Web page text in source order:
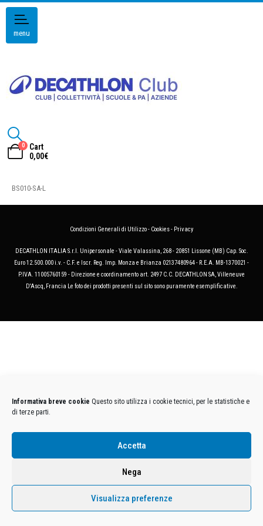
Informativa breve cookie Questo sito utilizza i cookie tecnici, per le statistiche e
di terze parti.
Accetta
Nega
Visualizza preferenze
menu
0
Cart
0,00€
BS010-SA-L
Condizioni Generali di Utilizzo- Cookies- Privacy
DECATHLON ITALIA S.r.l. Unipersonale - Viale Valassina, 268 - 20851 Lissone (MB) Cap. Soc.
Euro 12.500.000 i.v. - C.F. e Iscr. Reg. Imp. Monza e Brianza 02137480964 - R.E.A. MB-1370021 -
P.IVA. 11005760159 - Direzione e coordinamento art. 2497 C.C. DECATHLON SA, Villeneuve
D'Ascq, Francia Le foto dei prodotti presenti sul sito sono puramente esemplificative.